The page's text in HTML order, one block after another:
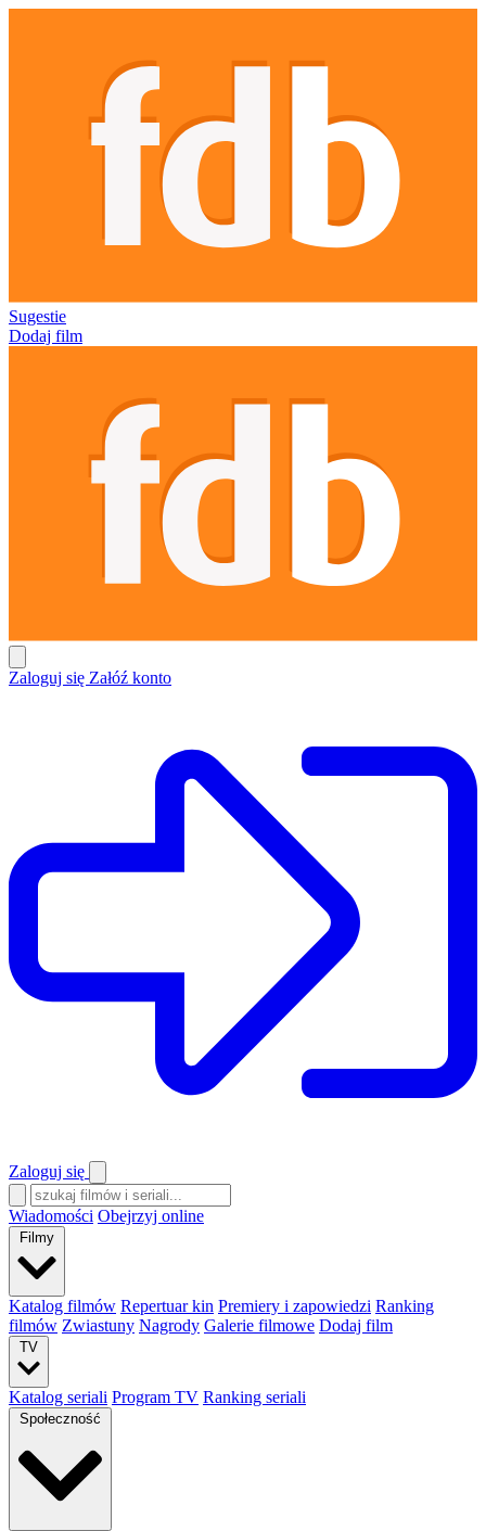
Sugestie
Dodaj film
Zaloguj się Załóź konto
Zaloguj się
Wiadomości Obejrzyj online
Filmy
Katalog filmów Repertuar kin Premiery i zapowiedzi Ranking
filmów Zwiastuny Nagrody Galerie filmowe Dodaj film
TV
Katalog seriali Program TV Ranking seriali
Społeczność